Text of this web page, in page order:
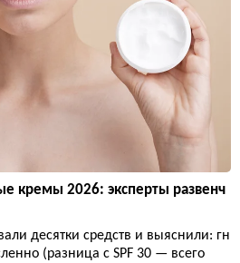
кремы 2026: эксперты развенч
десятки средств и выяснили: гн
(разница с SPF 30 — всего